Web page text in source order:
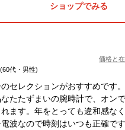
ショップでみる
価格と
代・男性)
セレクションがおすすめです
なたたずまいの腕時計で、オン
ます。年をとっても違和感なく
電波なので時刻はいつも正確で